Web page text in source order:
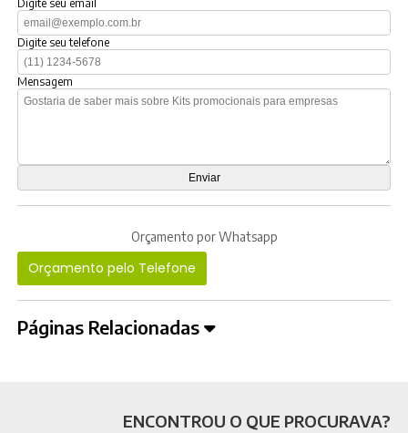
Digite seu email
Digite seu telefone
Mensagem
Orçamento por Whatsapp
Orçamento pelo Telefone
Páginas Relacionadas
ENCONTROU O QUE PROCURAVA?